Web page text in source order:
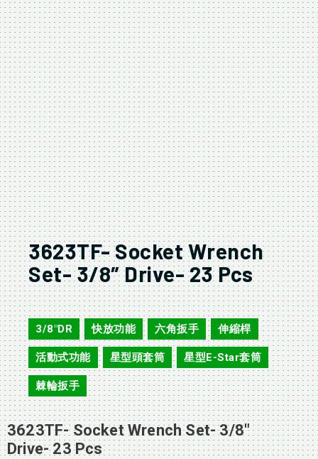
3623TF- Socket Wrench
Set- 3/8″ Drive- 23 Pcs
3623TF
3/8"DR , 快放功能 , 六角扳手 , 伸縮桿 ,
活動式功能 , 星型頭套筒 , 星型E-Star套筒 ,
棘輪扳手
3623TF- Socket Wrench Set- 3/8″
Drive- 23 Pcs